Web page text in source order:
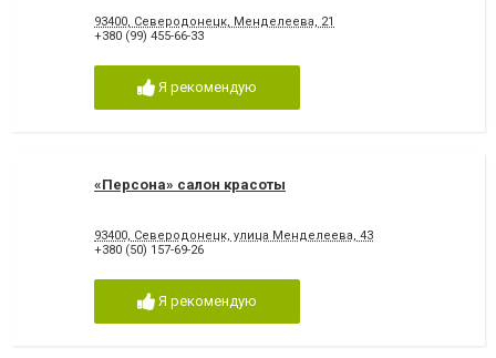
93400, Северодонецк, Менделеева, 21
+380 (99) 455-66-33
Я рекомендую
«Персона» салон красоты
93400, Северодонецк, улица Менделеева, 43
+380 (50) 157-69-26
Я рекомендую